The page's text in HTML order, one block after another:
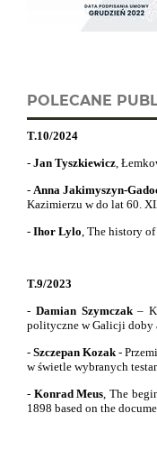
POLECANE
T.10/2024
- Jan Tyszkiewicz ,
- Anna Jakimyszyn-
Kazimierzu w do lat 60.
- Ihor Lylo The history
T.9/2023
- Damian Szymczak–
polityczne w Galicji doby
- Szczepan Kozak -
w świetle wybranych
- Konrad Meus The
1898 based on the